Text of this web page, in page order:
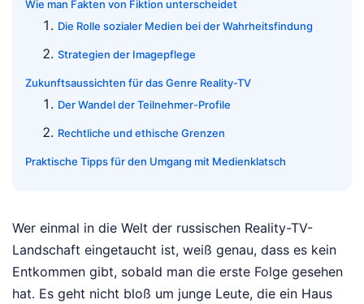
Wie man Fakten von Fiktion unterscheidet
Die Rolle sozialer Medien bei der Wahrheitsfindung
Strategien der Imagepflege
Zukunftsaussichten für das Genre Reality-TV
Der Wandel der Teilnehmer-Profile
Rechtliche und ethische Grenzen
Praktische Tipps für den Umgang mit Medienklatsch
Wer einmal in die Welt der russischen Reality-TV-
Landschaft eingetaucht ist, weiß genau, dass es kein
Entkommen gibt, sobald man die erste Folge gesehen
hat. Es geht nicht bloß um junge Leute, die ein Haus